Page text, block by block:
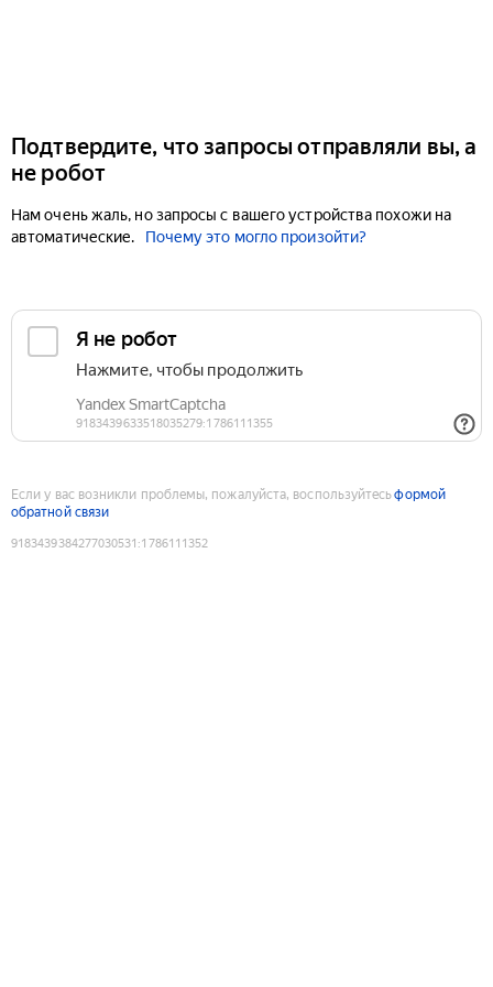
Подтвердите, что запросы отправляли вы, а
не робот
Нам очень жаль, но запросы с вашего устройства похожи на
автоматические.
Почему это могло произойти?
Если у вас возникли проблемы, пожалуйста, воспользуйтесьформой
обратной связи
9183439384277030531 :1786111352